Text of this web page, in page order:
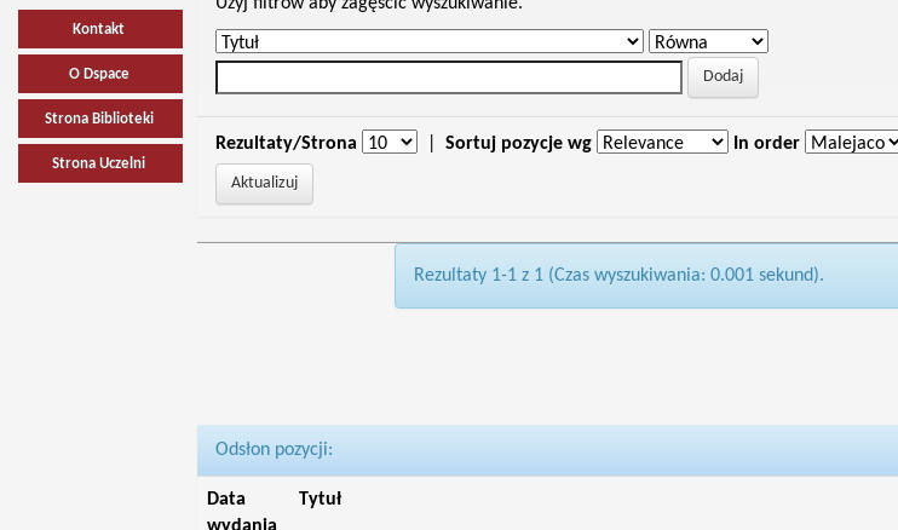
Kontakt
O Dspace
Strona Biblioteki
Strona Uczelni
Rezultaty/Strona Sortuj pozycje wg In order
Rezultaty 1-1 z 1 (Czas wyszukiwania: 0.001 sekund).
Odsłon pozycji:
Data
Tytuł